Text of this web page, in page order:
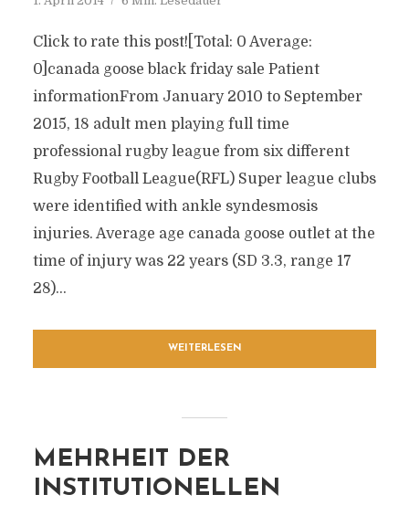
Click to rate this post![Total: 0 Average:
0]canada goose black friday sale Patient
informationFrom January 2010 to September
2015, 18 adult men playing full time
professional rugby league from six different
Rugby Football League(RFL) Super league clubs
were identified with ankle syndesmosis
injuries. Average age canada goose outlet at the
time of injury was 22 years (SD 3.3, range 17
28)...
WEITERLESEN
MEHRHEIT DER
INSTITUTIONELLEN